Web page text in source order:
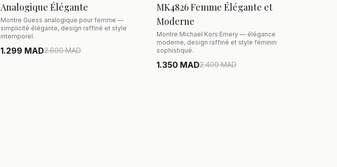
Analogique Élégante
Montre Guess analogique pour femme —
simplicité élégante, design raffiné et style
intemporel.
1.299 MAD2.600MAD
MK4826 Femme Élégante et
Moderne
Montre Michael Kors Emery — élégance
moderne, design raffiné et style féminin
sophistiqué.
1.350 MAD2.400MAD